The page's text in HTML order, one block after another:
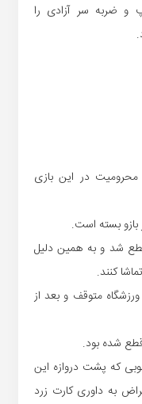
چپ و ضربه سر آزادی را
در این بازی
بازو بسته است.
تختی جم در دقیقه 25 قطع شد و به همین دلیل
کنند.
برق ورزشگاه متوقف و بعد از
جنوبی که پشت دروازه این
به داوری کارت زرد